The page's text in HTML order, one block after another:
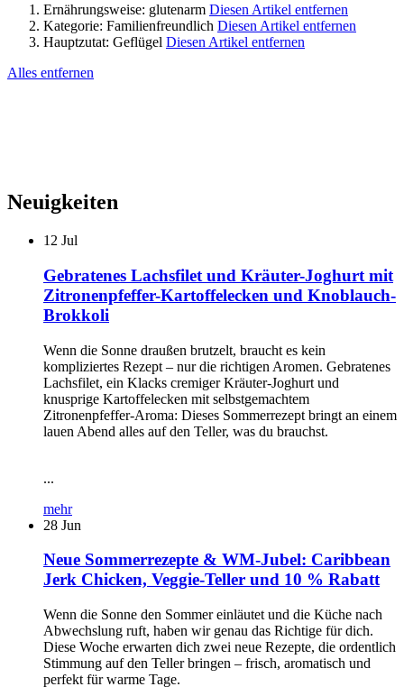
Ernährungsweise: glutenarm Diesen Artikel entfernen
Kategorie: Familienfreundlich Diesen Artikel entfernen
Hauptzutat: Geflügel Diesen Artikel entfernen
Alles entfernen
Neuigkeiten
12 Jul
Gebratenes Lachsfilet und Kräuter-Joghurt mit
Zitronenpfeffer-Kartoffelecken und Knoblauch-
Brokkoli
Wenn die Sonne draußen brutzelt, braucht es kein
kompliziertes Rezept – nur die richtigen Aromen. Gebratenes
Lachsfilet, ein Klacks cremiger Kräuter-Joghurt und
knusprige Kartoffelecken mit selbstgemachtem
Zitronenpfeffer-Aroma: Dieses Sommerrezept bringt an einem
lauen Abend alles auf den Teller, was du brauchst.
...
mehr
28 Jun
Neue Sommerrezepte & WM-Jubel: Caribbean
Jerk Chicken, Veggie-Teller und 10 % Rabatt
Wenn die Sonne den Sommer einläutet und die Küche nach
Abwechslung ruft, haben wir genau das Richtige für dich.
Diese Woche erwarten dich zwei neue Rezepte, die ordentlich
Stimmung auf den Teller bringen – frisch, aromatisch und
perfekt für warme Tage.